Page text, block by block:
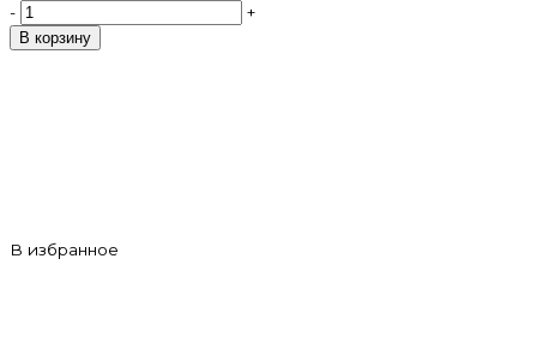
-
+
В корзину
В избранное